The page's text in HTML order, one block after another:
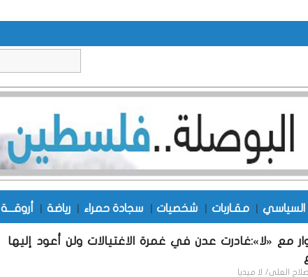
| مقـاربات | شخصيات | سجادة حمراء | رياضة | أروقـــة
مع «لا»:غادرت عدن في غمرة الاغتيالات ولن أعود إليها
العلي/ لا ميديا